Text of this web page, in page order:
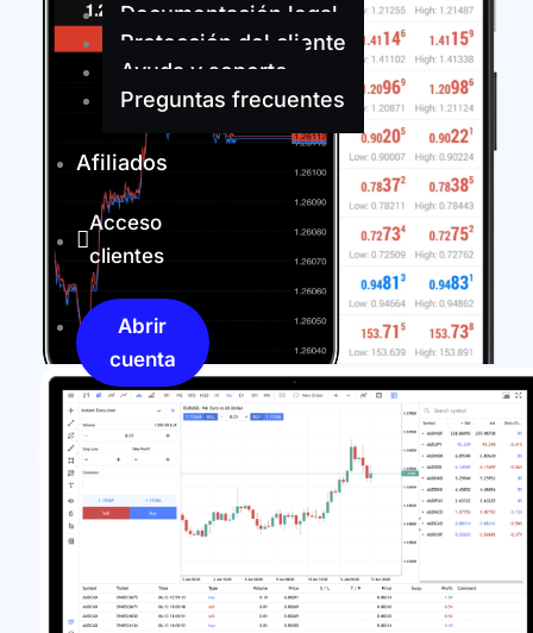
Documentación legal
Protección del cliente
Ayuda y soporte
Preguntas frecuentes
Afiliados
Acceso
clientes
Abrir
cuenta